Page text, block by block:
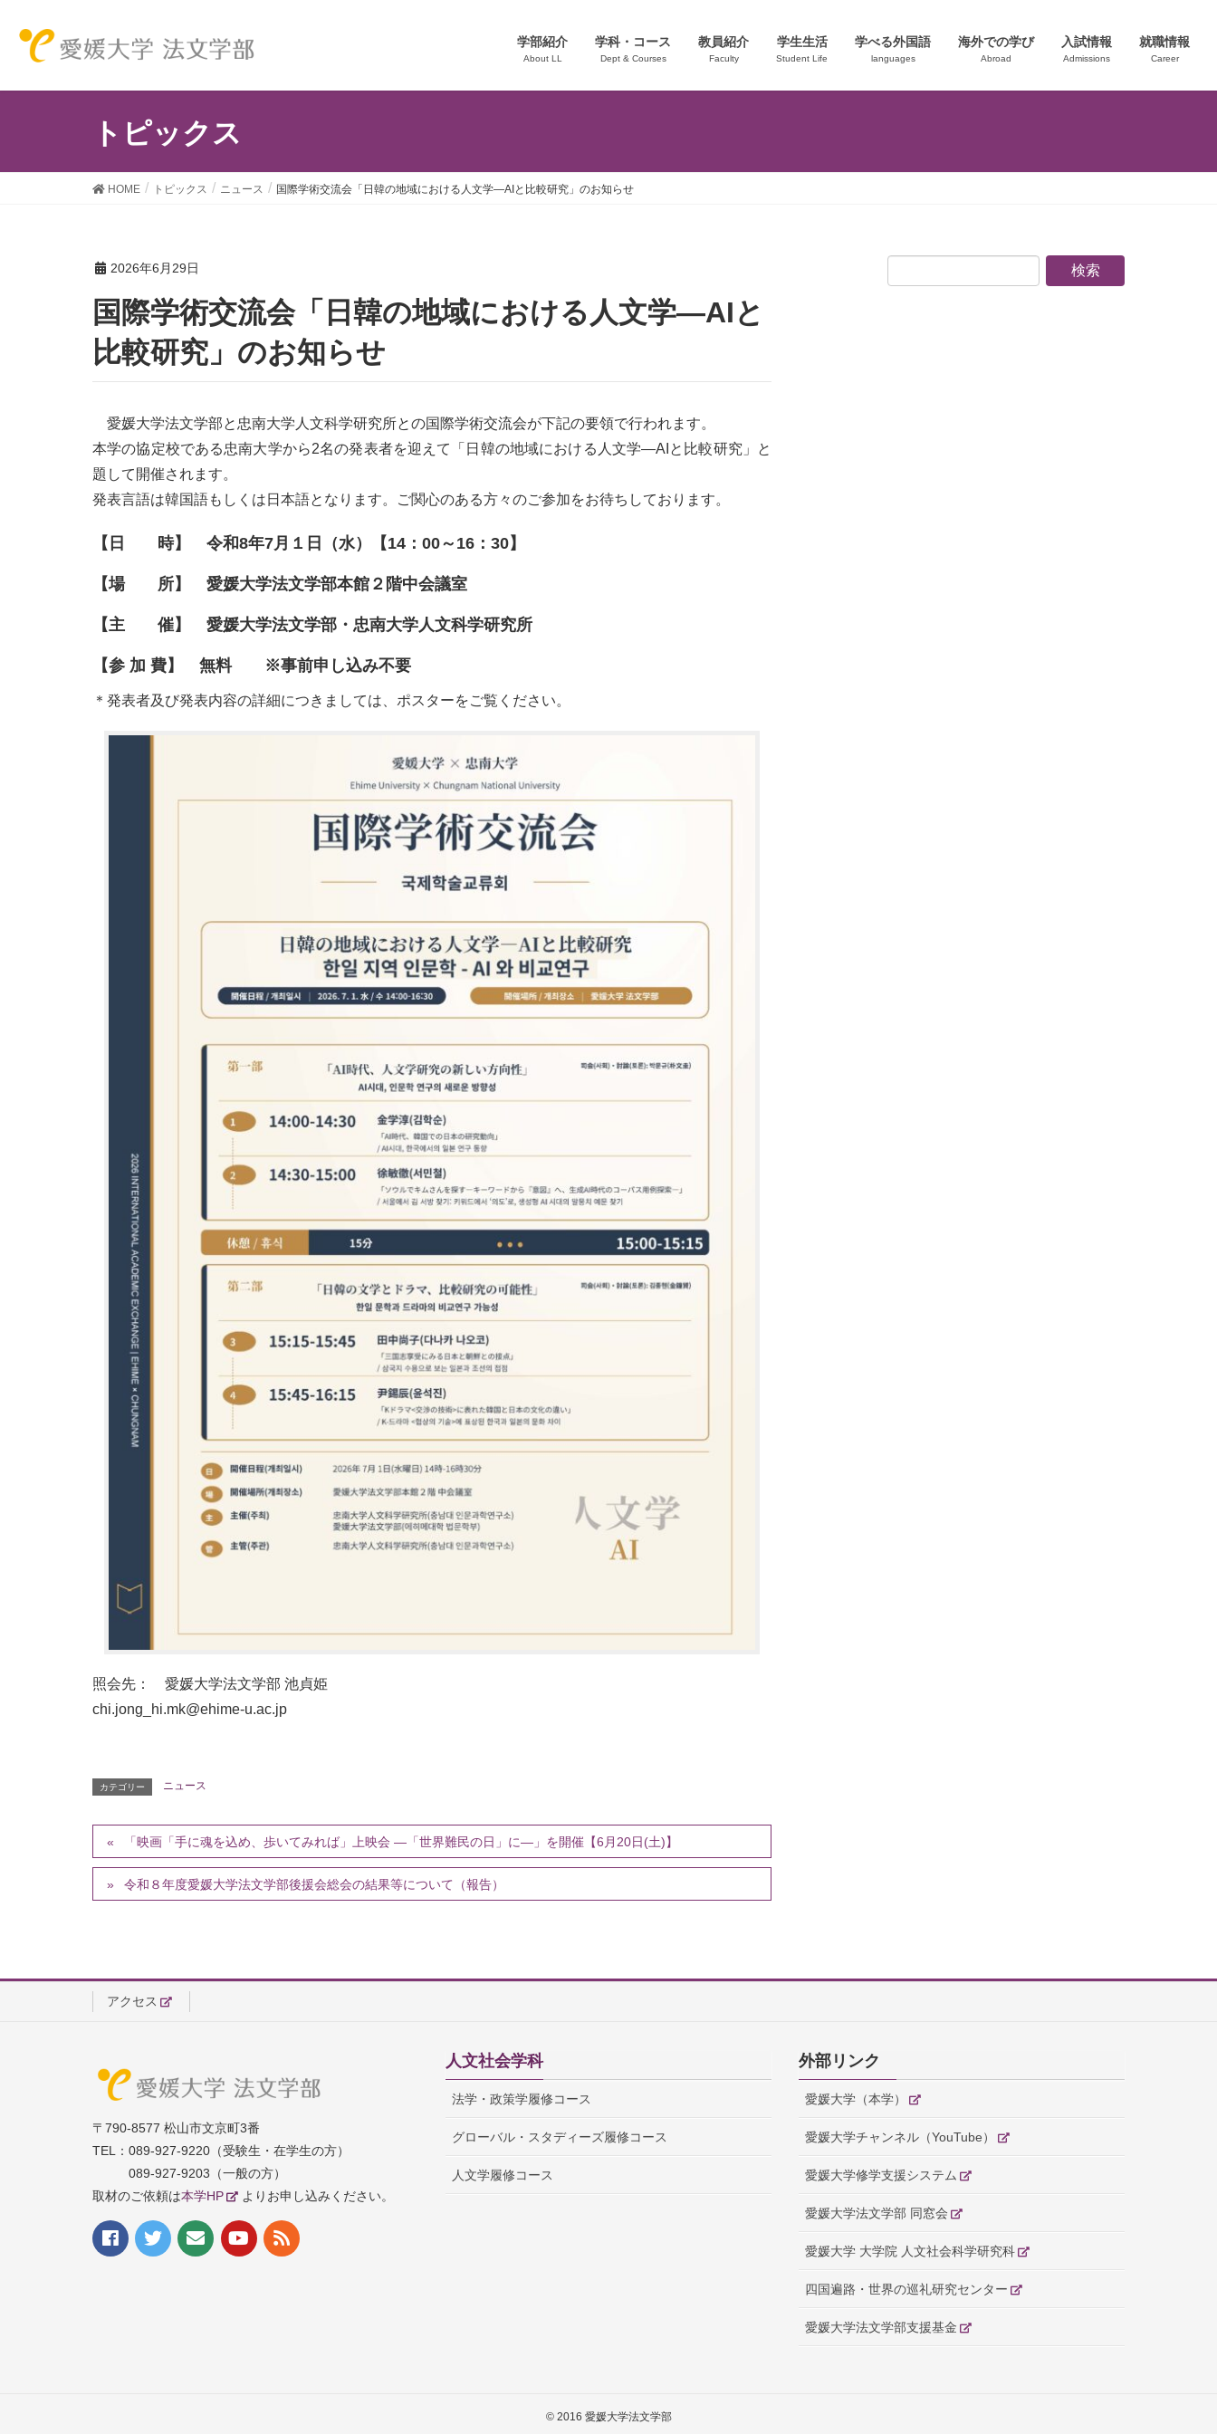
学部紹介
About LL
学科・コース
Dept & Courses
教員紹介
Faculty
学生生活
Student Life
学べる外国語
languages
海外での学び
Abroad
入試情報
Admissions
就職情報
Career
トピックス
HOME トピックス ニュース 国際学術交流会「日韓の地域における人文学―AIと比較研究」のお知らせ
2026年6月29日
国際学術交流会「日韓の地域における人文学―AIと
比較研究」のお知らせ
愛媛大学法文学部と忠南大学人文科学研究所との国際学術交流会が下記の要領で行われます。
本学の協定校である忠南大学から2名の発表者を迎えて「日韓の地域における人文学―AIと比較研究」と
題して開催されます。
発表言語は韓国語もしくは日本語となります。ご関心のある方々のご参加をお待ちしております。
【日 時】 令和8年7月１日（水）【14：00～16：30】
【場 所】 愛媛大学法文学部本館２階中会議室
【主 催】 愛媛大学法文学部・忠南大学人文科学研究所
【参 加 費】 無料 ※事前申し込み不要
＊発表者及び発表内容の詳細につきましては、ポスターをご覧ください。
照会先： 愛媛大学法文学部 池貞姫
chi.jong_hi.mk@ehime-u.ac.jp
カテゴリー ニュース
「映画「手に魂を込め、歩いてみれば」上映会 ―「世界難民の日」に―」を開催【6月20日(土)】
令和８年度愛媛大学法文学部後援会総会の結果等について（報告）
アクセス
〒790-8577 松山市文京町3番
TEL： 089-927-9220（受験生・在学生の方）
089-927-9203（一般の方）
取材のご依頼は本学HP よりお申し込みください。
人文社会学科
法学・政策学履修コース
グローバル・スタディーズ履修コース
人文学履修コース
外部リンク
愛媛大学（本学）
愛媛大学チャンネル（YouTube）
愛媛大学修学支援システム
愛媛大学法文学部 同窓会
愛媛大学 大学院 人文社会科学研究科
四国遍路・世界の巡礼研究センター
愛媛大学法文学部支援基金
© 2016 愛媛大学法文学部